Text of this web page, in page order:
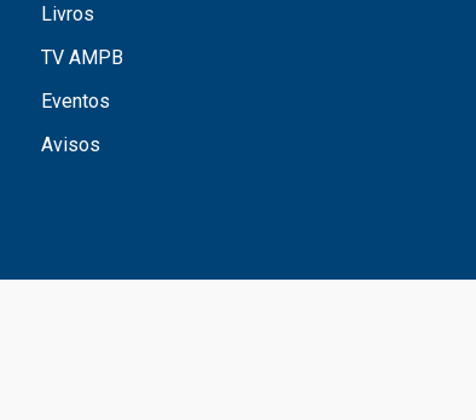
Livros
TV AMPB
Eventos
Avisos